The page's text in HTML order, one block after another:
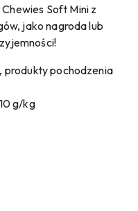
Soft Mini z
jako nagroda lub
produkty pochodzenia
g/kg